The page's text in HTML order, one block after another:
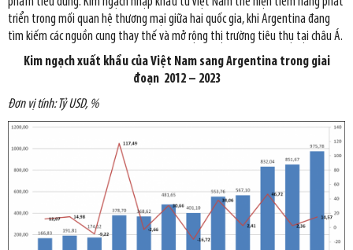
triển trong mối quan hệ thương mại giữa hai quốc gia, khi Argentina đang
tìm kiếm các nguồn cung thay thế và mở rộng thị trường tiêu thụ tại châu Á.
Kim ngạch xuất khẩu của Việt Nam sangArgentinatrong giai
đoạn 2012 – 2023
Đơn vị tính: Tỷ USD, %